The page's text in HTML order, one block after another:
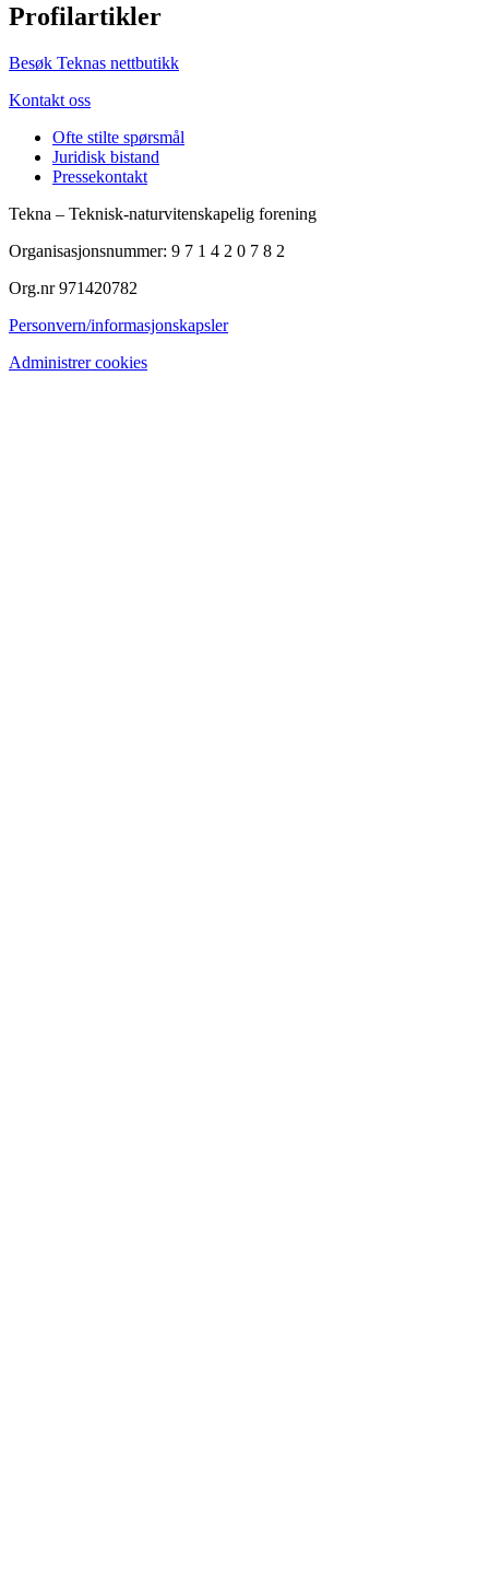
Profilartikler
Besøk Teknas nettbutikk
Kontakt oss
Ofte stilte spørsmål
Juridisk bistand
Pressekontakt
Tekna – Teknisk-naturvitenskapelig forening
Organisasjonsnummer: 9 7 1 4 2 0 7 8 2
Org.nr 971420782
Personvern/informasjonskapsler
Administrer cookies